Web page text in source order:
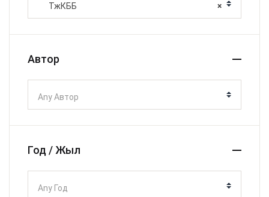
×
ТжКББ
Автор
Any Автор
Год / Жыл
Any Год